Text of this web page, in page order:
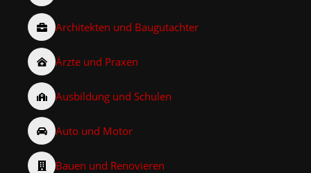
Architekten und Baugutachter
Ärzte und Praxen
Ausbildung und Schulen
Auto und Motor
Bauen und Renovieren